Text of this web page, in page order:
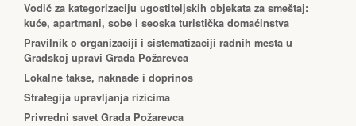
Vodič za kategorizaciju ugostiteljskih objekata za smeštaj:
kuće, apartmani, sobe i seoska turistička domaćinstva
Pravilnik o organizaciji i sistematizaciji radnih mesta u
Gradskoj upravi Grada Požarevca
Lokalne takse, naknade i doprinos
Strategija upravljanja rizicima
Privredni savet Grada Požarevca